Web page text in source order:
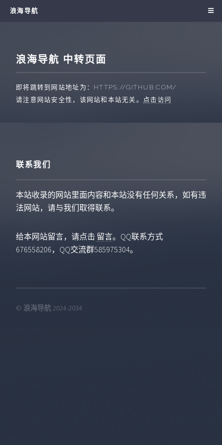
浪海导航
浪海导航 中转页面
即将跳转到网站地址为： HTTPS://GITHUB.COM/
请注意网站安全性，该网站和本站无关。 点击访问
联系我们
本站收录的网站里面内容和本站没有任何关系，如有违
法网站，请与我们取得联系。
给本网站留言，请点击 留言。QQ联系方式
676558206，QQ交流群585975304。
© 浪海导航 2024-2034